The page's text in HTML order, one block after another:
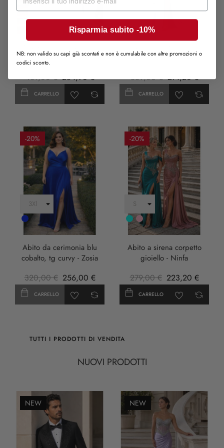
panna - Pascal
407,00 € 284,90 €
CARRELLO
LILLA
sirena, glicine - Olga
339,00 € 271,20 €
CARRELLO
-20%
Cobalto
Abito da cerimonia blu
cobalto, tg curvy - Zosia
320,00 € 256,00 €
CARRELLO
-20%
Turchese
rosa
anticha
Abito a sirena corpetto
gioiello - Ninfa
279,00 € 223,20 €
CARRELLO
TUTTI I PRODOTTI DI VENDITA
NUOVI PRODOTTI
NEW NEW
Risparmia subito -10%
NB: non valido su capi già scontati e non è cumulabile con altre promozioni o
codici sconto.